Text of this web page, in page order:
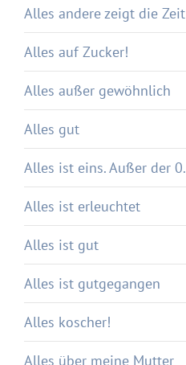
Alles andere zeigt die Zeit
Alles auf Zucker!
Alles außer gewöhnlich
Alles gut
Alles ist eins. Außer der 0.
Alles ist erleuchtet
Alles ist gut
Alles ist gutgegangen
Alles koscher!
Alles über meine Mutter